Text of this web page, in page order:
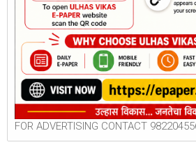
FOR ADVERTISING CONTACT